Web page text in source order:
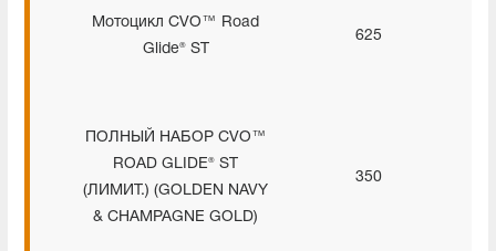
Мотоцикл CVO™ Road
Glide® ST
625
ПОЛНЫЙ НАБОР CVO™
ROAD GLIDE® ST
(ЛИМИТ.) (GOLDEN NAVY
& CHAMPAGNE GOLD)
350